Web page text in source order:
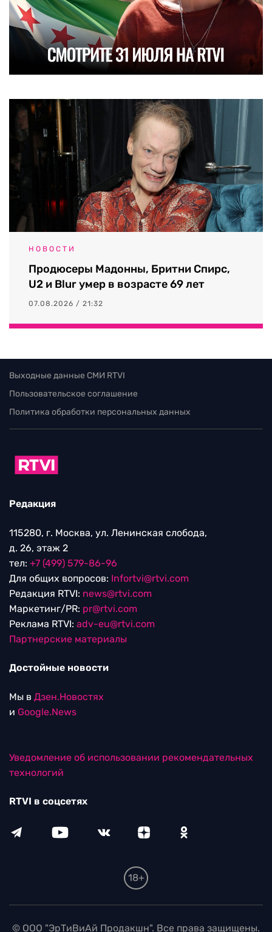
НОВОСТИ
Продюсеры Мадонны, Бритни Спирс,
U2 и Blur умер в возрасте 69 лет
07.08.2026 / 21:32
Выходные данные СМИ RTVI
Пользовательское соглашение
Политика обработки персональных данных
Редакция
115280, г. Москва, ул. Ленинская слобода,
д. 26, этаж 2
тел: +7 (499) 579-86-96
Для общих вопросов: Infortvi@rtvi.com
Редакция RTVI: news@rtvi.com
Маркетинг/PR: pr@rtvi.com
Реклама RTVI: adv-eu@rtvi.com
Партнерские материалы
Достойные новости
Мы в Дзен.Новостях
и Google.News
Уведомление об использовании рекомендательных
технологий
RTVI в соцсетях
18+
© ООО "ЭрТиВиАй Продакшн". Все права защищены.